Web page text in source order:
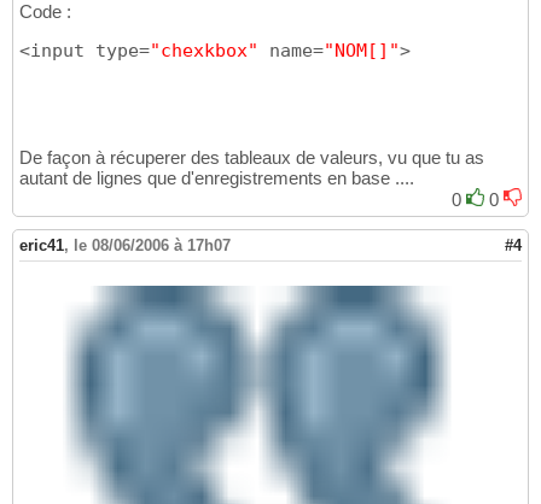
Code :
<input type="chexkbox" name="NOM[]">
De façon à récuperer des tableaux de valeurs, vu que tu as
autant de lignes que d'enregistrements en base ....
0
0
eric41, le 08/06/2006 à 17h07 #4